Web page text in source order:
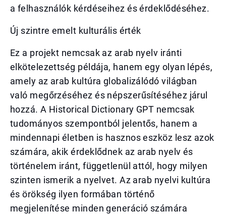
a felhasználók kérdéseihez és érdeklődéséhez.
Új szintre emelt kulturális érték
Ez a projekt nemcsak az arab nyelv iránti
elkötelezettség példája, hanem egy olyan lépés,
amely az arab kultúra globalizálódó világban
való megőrzéséhez és népszerűsítéséhez járul
hozzá. A Historical Dictionary GPT nemcsak
tudományos szempontból jelentős, hanem a
mindennapi életben is hasznos eszköz lesz azok
számára, akik érdeklődnek az arab nyelv és
történelem iránt, függetlenül attól, hogy milyen
szinten ismerik a nyelvet. Az arab nyelvi kultúra
és örökség ilyen formában történő
megjelenítése minden generáció számára